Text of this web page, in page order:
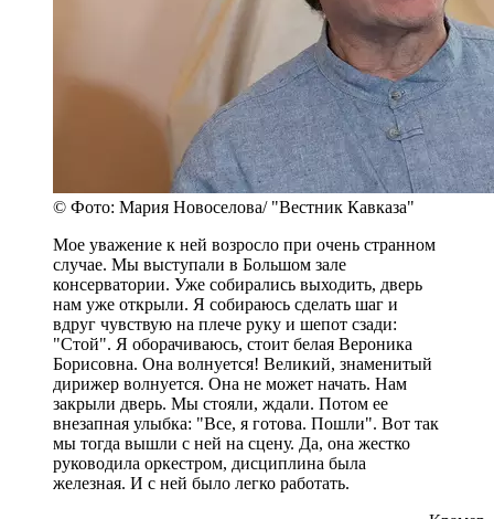
© Фото: Мария Новоселова/ "Вестник Кавказа"
Мое уважение к ней возросло при очень странном
случае. Мы выступали в Большом зале
консерватории. Уже собирались выходить, дверь
нам уже открыли. Я собираюсь сделать шаг и
вдруг чувствую на плече руку и шепот сзади:
"Стой". Я оборачиваюсь, стоит белая Вероника
Борисовна. Она волнуется! Великий, знаменитый
дирижер волнуется. Она не может начать. Нам
закрыли дверь. Мы стояли, ждали. Потом ее
внезапная улыбка: "Все, я готова. Пошли". Вот так
мы тогда вышли с ней на сцену. Да, она жестко
руководила оркестром, дисциплина была
железная. И с ней было легко работать.